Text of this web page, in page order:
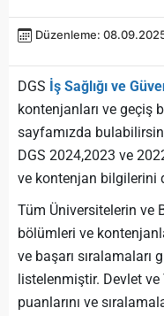
Düzenleme:
DGS İş Sağlığı ve
kontenjanları ve geçiş
sayfamızda
DGS 2024,2023 ve
ve kontenjan bilgilerini
Tüm Üniversitelerin ve
bölümleri ve
ve başarı sıralamaları
listelenmiştir. Devlet ve
puanlarını ve